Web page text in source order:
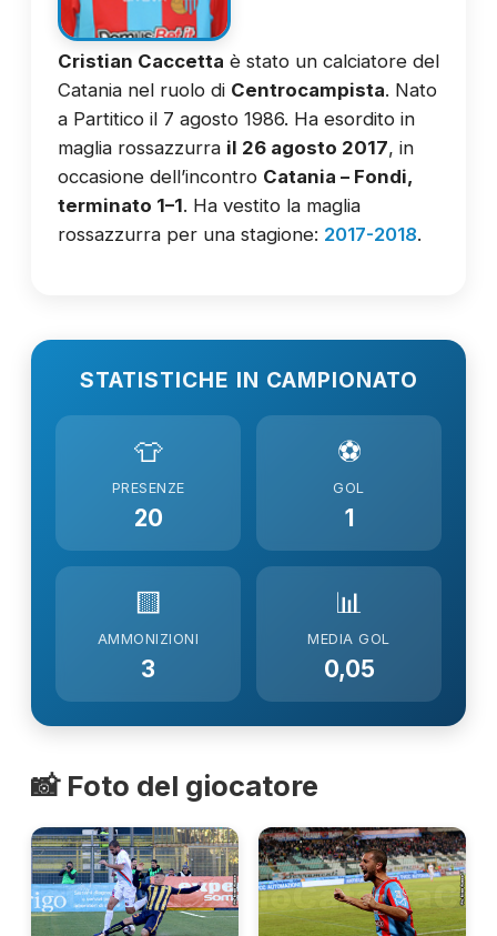
Cristian Caccetta è stato un calciatore del
Catania nel ruolo di Centrocampista. Nato
a Partitico il 7 agosto 1986. Ha esordito in
maglia rossazzurra il 26 agosto 2017, in
occasione dell’incontro Catania – Fondi,
terminato 1–1. Ha vestito la maglia
rossazzurra per una stagione: 2017-2018.
STATISTICHE IN CAMPIONATO
👕
PRESENZE
20
⚽
GOL
1
🟨
AMMONIZIONI
3
📊
MEDIA GOL
0,05
📸 Foto del giocatore